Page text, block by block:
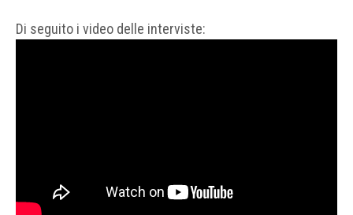
Di seguito i video delle interviste: